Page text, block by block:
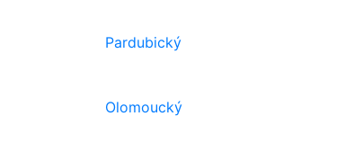
Pardubický
Olomoucký